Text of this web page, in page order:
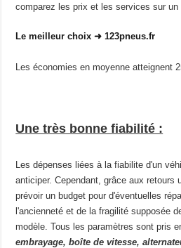
comparez les prix et les services sur
Le meilleur choix ➜ 123pneus.fr
Les économies en moyenne atteignent
Une très bonne fiabilité :
Les dépenses liées à la fiabilite d'un
anticiper. Cependant, grâce aux retours
prévoir un budget pour d'éventuelles
l'ancienneté et de la fragilité supposée
modèle. Tous les paramètres sont pris
embrayage, boîte de vitesse,